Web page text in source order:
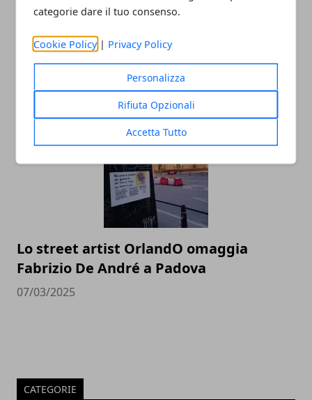
categorie dare il tuo consenso.
Cookie Policy | Privacy Policy
Personalizza
Rifiuta Opzionali
Accetta Tutto
Cosa aspettarsi da un’agenzia hostess
Lo street artist OrlandO omaggia
Fabrizio De André a Padova
07/03/2025
CATEGORIE